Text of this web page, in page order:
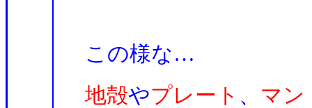
この様な…
地殻やプレート 、 マン